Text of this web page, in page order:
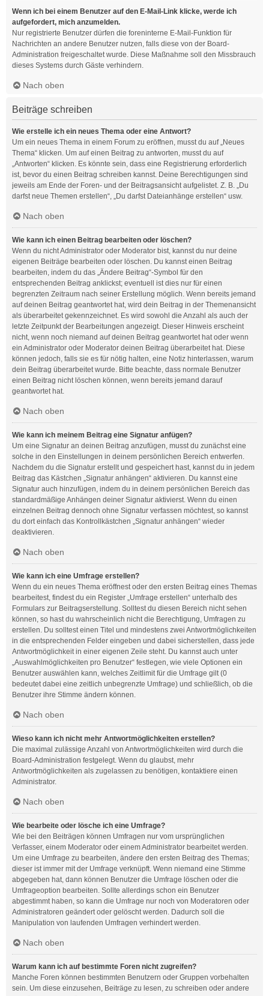
Wenn ich bei einem Benutzer auf den E-Mail-Link klicke, werde ich
aufgefordert, mich anzumelden.
Nur registrierte Benutzer dürfen die foreninterne E-Mail-Funktion für
Nachrichten an andere Benutzer nutzen, falls diese von der Board-
Administration freigeschaltet wurde. Diese Maßnahme soll den Missbrauch
dieses Systems durch Gäste verhindern.
Nach oben
Beiträge schreiben
Wie erstelle ich ein neues Thema oder eine Antwort?
Um ein neues Thema in einem Forum zu eröffnen, musst du auf „Neues
Thema“ klicken. Um auf einen Beitrag zu antworten, musst du auf
„Antworten“ klicken. Es könnte sein, dass eine Registrierung erforderlich
ist, bevor du einen Beitrag schreiben kannst. Deine Berechtigungen sind
jeweils am Ende der Foren- und der Beitragsansicht aufgelistet. Z. B. „Du
darfst neue Themen erstellen“, „Du darfst Dateianhänge erstellen“ usw.
Nach oben
Wie kann ich einen Beitrag bearbeiten oder löschen?
Wenn du nicht Administrator oder Moderator bist, kannst du nur deine
eigenen Beiträge bearbeiten oder löschen. Du kannst einen Beitrag
bearbeiten, indem du das „Ändere Beitrag“-Symbol für den
entsprechenden Beitrag anklickst; eventuell ist dies nur für einen
begrenzten Zeitraum nach seiner Erstellung möglich. Wenn bereits jemand
auf deinen Beitrag geantwortet hat, wird dein Beitrag in der Themenansicht
als überarbeitet gekennzeichnet. Es wird sowohl die Anzahl als auch der
letzte Zeitpunkt der Bearbeitungen angezeigt. Dieser Hinweis erscheint
nicht, wenn noch niemand auf deinen Beitrag geantwortet hat oder wenn
ein Administrator oder Moderator deinen Beitrag überarbeitet hat. Diese
können jedoch, falls sie es für nötig halten, eine Notiz hinterlassen, warum
dein Beitrag überarbeitet wurde. Bitte beachte, dass normale Benutzer
einen Beitrag nicht löschen können, wenn bereits jemand darauf
geantwortet hat.
Nach oben
Wie kann ich meinem Beitrag eine Signatur anfügen?
Um eine Signatur an deinen Beitrag anzufügen, musst du zunächst eine
solche in den Einstellungen in deinem persönlichen Bereich entwerfen.
Nachdem du die Signatur erstellt und gespeichert hast, kannst du in jedem
Beitrag das Kästchen „Signatur anhängen“ aktivieren. Du kannst eine
Signatur auch hinzufügen, indem du in deinem persönlichen Bereich das
standardmäßige Anhängen deiner Signatur aktivierst. Wenn du einen
einzelnen Beitrag dennoch ohne Signatur verfassen möchtest, so kannst
du dort einfach das Kontrollkästchen „Signatur anhängen“ wieder
deaktivieren.
Nach oben
Wie kann ich eine Umfrage erstellen?
Wenn du ein neues Thema eröffnest oder den ersten Beitrag eines Themas
bearbeitest, findest du ein Register „Umfrage erstellen“ unterhalb des
Formulars zur Beitragserstellung. Solltest du diesen Bereich nicht sehen
können, so hast du wahrscheinlich nicht die Berechtigung, Umfragen zu
erstellen. Du solltest einen Titel und mindestens zwei Antwortmöglichkeiten
in die entsprechenden Felder eingeben und dabei sicherstellen, dass jede
Antwortmöglichkeit in einer eigenen Zeile steht. Du kannst auch unter
„Auswahlmöglichkeiten pro Benutzer“ festlegen, wie viele Optionen ein
Benutzer auswählen kann, welches Zeitlimit für die Umfrage gilt (0
bedeutet dabei eine zeitlich unbegrenzte Umfrage) und schließlich, ob die
Benutzer ihre Stimme ändern können.
Nach oben
Wieso kann ich nicht mehr Antwortmöglichkeiten erstellen?
Die maximal zulässige Anzahl von Antwortmöglichkeiten wird durch die
Board-Administration festgelegt. Wenn du glaubst, mehr
Antwortmöglichkeiten als zugelassen zu benötigen, kontaktiere einen
Administrator.
Nach oben
Wie bearbeite oder lösche ich eine Umfrage?
Wie bei den Beiträgen können Umfragen nur vom ursprünglichen
Verfasser, einem Moderator oder einem Administrator bearbeitet werden.
Um eine Umfrage zu bearbeiten, ändere den ersten Beitrag des Themas;
dieser ist immer mit der Umfrage verknüpft. Wenn niemand eine Stimme
abgegeben hat, dann können Benutzer die Umfrage löschen oder die
Umfrageoption bearbeiten. Sollte allerdings schon ein Benutzer
abgestimmt haben, so kann die Umfrage nur noch von Moderatoren oder
Administratoren geändert oder gelöscht werden. Dadurch soll die
Manipulation von laufenden Umfragen verhindert werden.
Nach oben
Warum kann ich auf bestimmte Foren nicht zugreifen?
Manche Foren können bestimmten Benutzern oder Gruppen vorbehalten
sein. Um diese einzusehen, Beiträge zu lesen, zu schreiben oder andere